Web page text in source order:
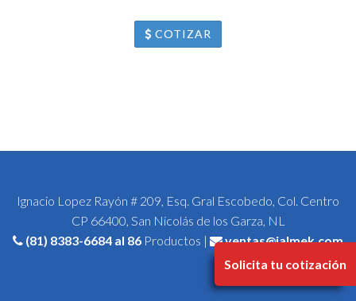
Solicita tu cotización
COTIZAR
Ignacio Lopez Rayón # 209, Esq. Gral Escobedo, Col. Centro
CP 66400, San Nicolás de los Garza, NL
(81) 8383-6684 al 86 Productos | ventas@jalmek.com